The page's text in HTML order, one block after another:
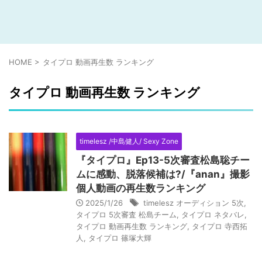
HOME > タイプロ 動画再生数 ランキング
タイプロ 動画再生数 ランキング
timelesz /中島健人/ Sexy Zone
『タイプロ』Ep13-5次審査松島聡チー
ムに感動、脱落候補は?/『anan』撮影
個人動画の再生数ランキング
2025/1/26 timelesz オーディション 5次
タイプロ 5次審査 松島チーム
タイプロ ネタバレ
タイプロ 動画再生数 ランキング
タイプロ 寺西拓
人
タイプロ 篠塚大輝